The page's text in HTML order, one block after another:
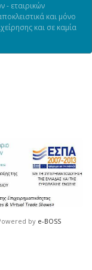
- εταιρικών
και μόνο
και σε καμία
by e-BOSS